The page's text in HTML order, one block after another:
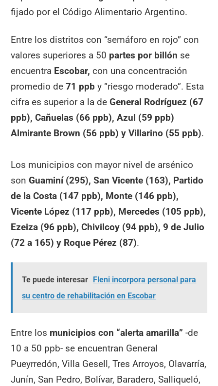
fijado por el Código Alimentario Argentino.
Entre los distritos con “semáforo en rojo” con
valores superiores a 50 partes por billón se
encuentra Escobar, con una concentración
promedio de71 ppb y “riesgo moderado”. Esta
cifra es superior a la de General Rodríguez (67
ppb), Cañuelas (66 ppb), Azul (59 ppb)
Almirante Brown (56 ppb) y Villarino (55 ppb).
Los municipios con mayor nivel de arsénico
son Guaminí (295), San Vicente (163), Partido
de la Costa (147 ppb), Monte (146 ppb),
Vicente López (117 ppb), Mercedes (105 ppb),
Ezeiza (96 ppb), Chivilcoy (94 ppb), 9 de Julio
(72 a 165) y Roque Pérez (87).
Te puede interesar
Fleni incorpora personal para
su centro de rehabilitación en Escobar
Entre los municipios con “alerta amarilla” -de
10 a 50 ppb- se encuentran General
Pueyrredón, Villa Gesell, Tres Arroyos, Olavarría,
Junín, San Pedro, Bolívar, Baradero, Salliqueló,